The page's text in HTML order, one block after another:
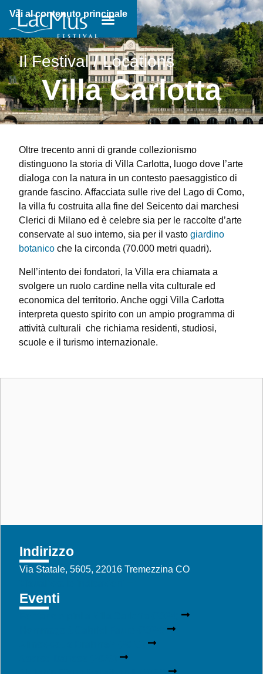
Vai al contenuto principale
Breadcrumb:
Il Festival / Locations
Villa Carlotta
Oltre trecento anni di grande collezionismo
distinguono la storia di Villa Carlotta, luogo dove l’arte
dialoga con la natura in un contesto paesaggistico di
grande fascino. Affacciata sulle rive del Lago di Como,
la villa fu costruita alla fine del Seicento dai marchesi
Clerici di Milano ed è celebre sia per le raccolte d’arte
conservate al suo interno, sia per il vasto giardino
botanico che la circonda (70.000 metri quadri).
Nell’intento dei fondatori, la Villa era chiamata a
svolgere un ruolo cardine nella vita culturale ed
economica del territorio. Anche oggi Villa Carlotta
interpreta questo spirito con un ampio programma di
attività culturali che richiama residenti, studiosi,
scuole e il turismo internazionale.
Indirizzo
Via Statale, 5605, 22016 Tremezzina CO
Eventi